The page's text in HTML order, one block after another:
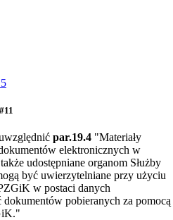
#11
par.19.4 "Materiały
elektronicznych w
udostępniane organom Służby
być uwierzytelniane przy użyciu
w postaci danych
pobieranych za pomocą